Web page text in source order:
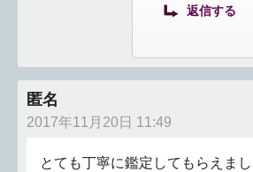
返信する
匿名
2017年11月20日 11:49
とても丁寧に鑑定してもらえま